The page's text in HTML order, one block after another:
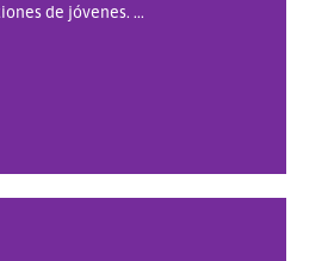
de jóvenes. ...